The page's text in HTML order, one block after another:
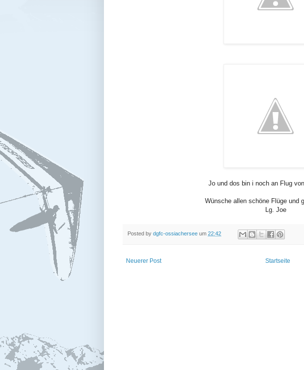
Jo und dos bin i noch an Flug
Wünsche allen schöne Flüge und
Lg. Joe
Posted by dgfc-ossiachersee um 22:42
Neuerer Post Startseite